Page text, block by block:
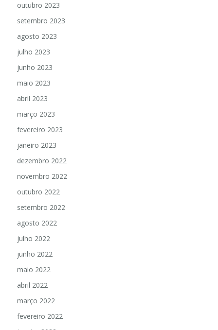
outubro 2023
setembro 2023
agosto 2023
julho 2023
junho 2023
maio 2023
abril 2023
março 2023
fevereiro 2023
janeiro 2023
dezembro 2022
novembro 2022
outubro 2022
setembro 2022
agosto 2022
julho 2022
junho 2022
maio 2022
abril 2022
março 2022
fevereiro 2022